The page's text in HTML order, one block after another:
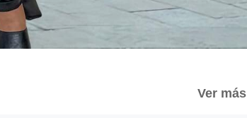
Ver más